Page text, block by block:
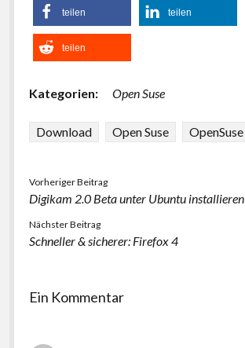
teilen teilen
teilen
Kategorien: Open Suse
Download Open Suse OpenSuse
Vorheriger Beitrag
Digikam 2.0 Beta unter Ubuntu installieren
Nächster Beitrag
Schneller & sicherer: Firefox 4
Ein Kommentar